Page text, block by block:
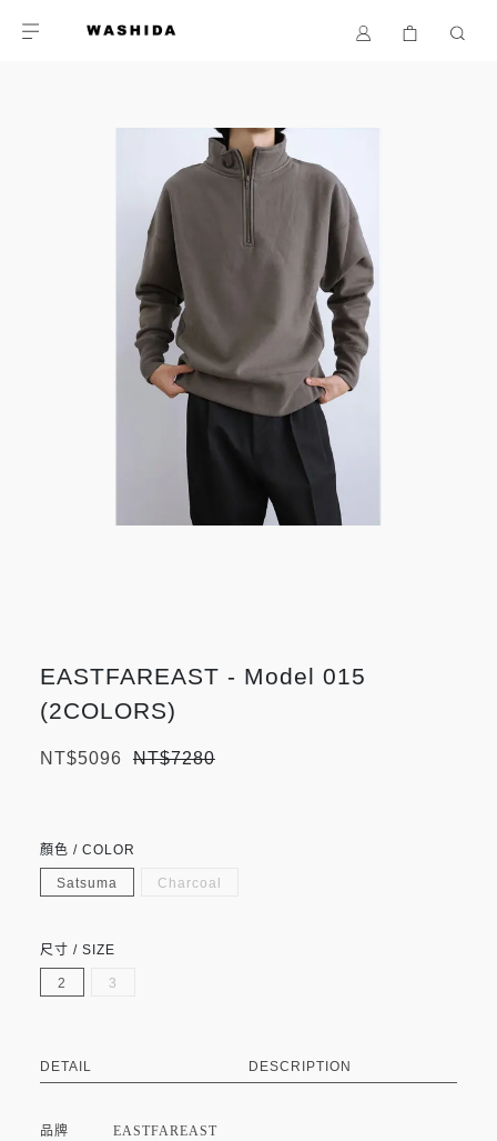
EASTFAREAST - Model 015
(2COLORS)
NT$5096 NT$7280
顏色 / COLOR
Satsuma Charcoal
尺寸 / SIZE
2 3
DETAIL DESCRIPTION
品牌 EASTFAREAST